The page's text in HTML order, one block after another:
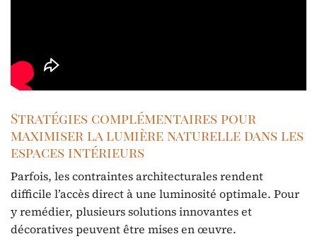
Stratégies complémentaires pour
maximiser la lumière naturelle dans les
espaces intérieurs
Parfois, les contraintes architecturales rendent
difficile l’accès direct à une luminosité optimale. Pour
y remédier, plusieurs solutions innovantes et
décoratives peuvent être mises en œuvre.